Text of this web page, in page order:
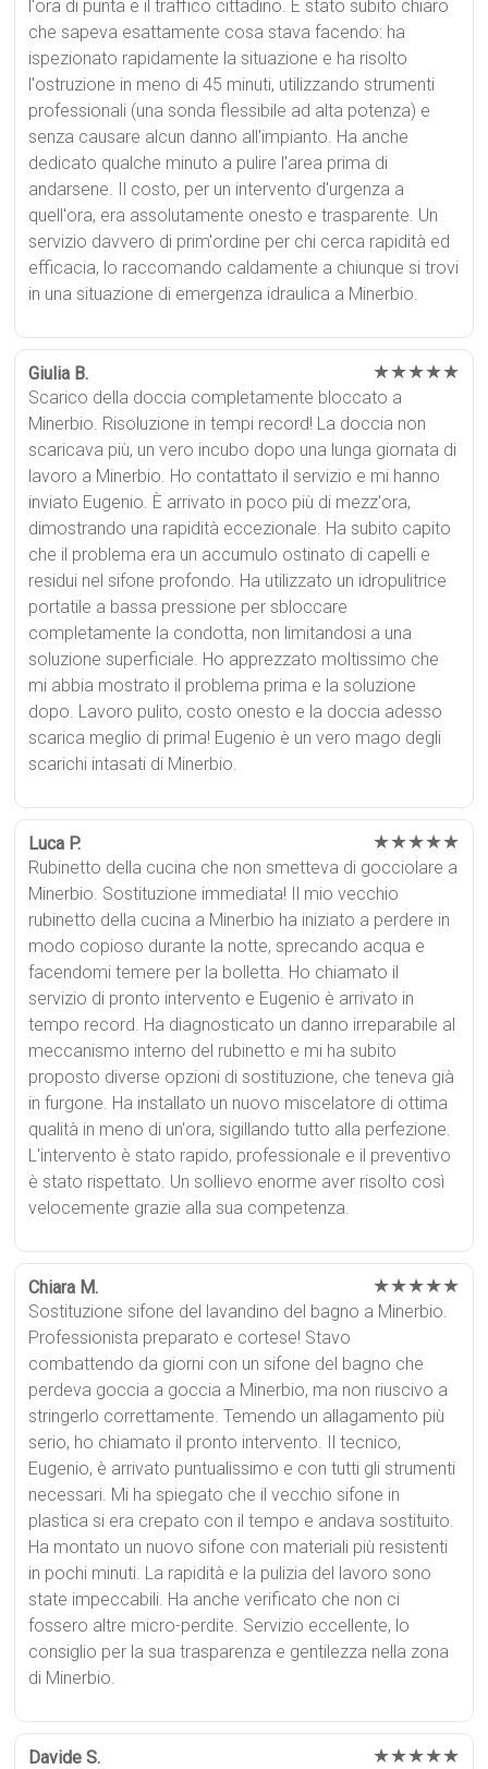
l'ora di punta e il traffico cittadino. È stato subito chiaro
che sapeva esattamente cosa stava facendo: ha
ispezionato rapidamente la situazione e ha risolto
l'ostruzione in meno di 45 minuti, utilizzando strumenti
professionali (una sonda flessibile ad alta potenza) e
senza causare alcun danno all'impianto. Ha anche
dedicato qualche minuto a pulire l'area prima di
andarsene. Il costo, per un intervento d'urgenza a
quell'ora, era assolutamente onesto e trasparente. Un
servizio davvero di prim'ordine per chi cerca rapidità ed
efficacia, lo raccomando caldamente a chiunque si trovi
in una situazione di emergenza idraulica a Minerbio.
Giulia B. ★★★★★
Scarico della doccia completamente bloccato a
Minerbio. Risoluzione in tempi record! La doccia non
scaricava più, un vero incubo dopo una lunga giornata di
lavoro a Minerbio. Ho contattato il servizio e mi hanno
inviato Eugenio. È arrivato in poco più di mezz'ora,
dimostrando una rapidità eccezionale. Ha subito capito
che il problema era un accumulo ostinato di capelli e
residui nel sifone profondo. Ha utilizzato un idropulitrice
portatile a bassa pressione per sbloccare
completamente la condotta, non limitandosi a una
soluzione superficiale. Ho apprezzato moltissimo che
mi abbia mostrato il problema prima e la soluzione
dopo. Lavoro pulito, costo onesto e la doccia adesso
scarica meglio di prima! Eugenio è un vero mago degli
scarichi intasati di Minerbio.
Luca P. ★★★★★
Rubinetto della cucina che non smetteva di gocciolare a
Minerbio. Sostituzione immediata! Il mio vecchio
rubinetto della cucina a Minerbio ha iniziato a perdere in
modo copioso durante la notte, sprecando acqua e
facendomi temere per la bolletta. Ho chiamato il
servizio di pronto intervento e Eugenio è arrivato in
tempo record. Ha diagnosticato un danno irreparabile al
meccanismo interno del rubinetto e mi ha subito
proposto diverse opzioni di sostituzione, che teneva già
in furgone. Ha installato un nuovo miscelatore di ottima
qualità in meno di un'ora, sigillando tutto alla perfezione.
L'intervento è stato rapido, professionale e il preventivo
è stato rispettato. Un sollievo enorme aver risolto così
velocemente grazie alla sua competenza.
Chiara M. ★★★★★
Sostituzione sifone del lavandino del bagno a Minerbio.
Professionista preparato e cortese! Stavo
combattendo da giorni con un sifone del bagno che
perdeva goccia a goccia a Minerbio, ma non riuscivo a
stringerlo correttamente. Temendo un allagamento più
serio, ho chiamato il pronto intervento. Il tecnico,
Eugenio, è arrivato puntualissimo e con tutti gli strumenti
necessari. Mi ha spiegato che il vecchio sifone in
plastica si era crepato con il tempo e andava sostituito.
Ha montato un nuovo sifone con materiali più resistenti
in pochi minuti. La rapidità e la pulizia del lavoro sono
state impeccabili. Ha anche verificato che non ci
fossero altre micro-perdite. Servizio eccellente, lo
consiglio per la sua trasparenza e gentilezza nella zona
di Minerbio.
Davide S. ★★★★★